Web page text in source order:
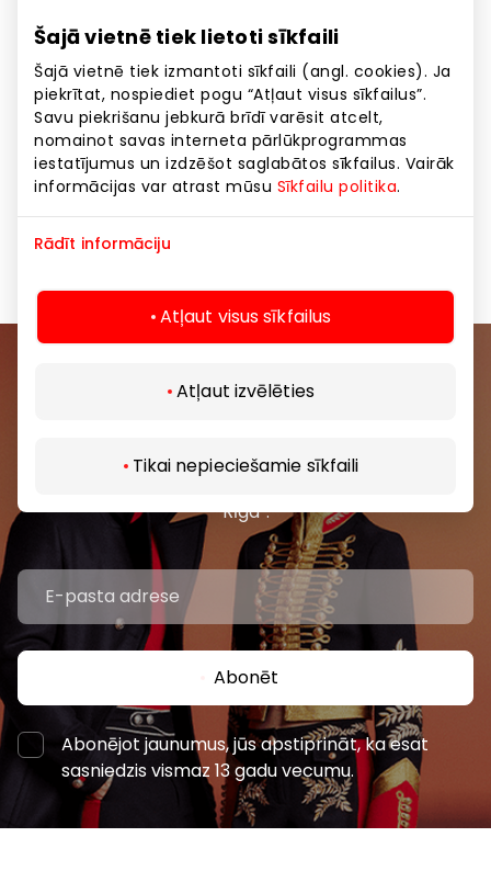
Šajā vietnē tiek lietoti sīkfaili
Šajā vietnē tiek izmantoti sīkfaili (angl. cookies). Ja
piekrītat, nospiediet pogu “Atļaut visus sīkfailus”.
Savu piekrišanu jebkurā brīdī varēsit atcelt,
nomainot savas interneta pārlūkprogrammas
iestatījumus un izdzēšot saglabātos sīkfailus. Vairāk
informācijas var atrast mūsu Sīkfailu politika.
Rādīt informāciju
Atļaut visus sīkfailus
Atļaut izvēlēties
Tikai nepieciešamie sīkfaili
Timberland, mēs izveidojam daudzzīmolu kopumu,
kam „c-i-t-y” ir vissvarīgākie alfabēta burti.
Esi soli priekšā citiem! Izvēlies streetwear un
sneakery, kas izceļas! Dodies uz pilsētu un iegūsti no
tās visu, kas tev nepieciešams!
Apavi un galantērija
Pievienojieties mūsu kopienai
pasākumiem un jaunāko informāciju iepirkšanās un
Rīga”.
Abonēt
Abonējot jaunumus, jūs apstiprināt, ka esat
sasniedzis vismaz 13 gadu vecumu.